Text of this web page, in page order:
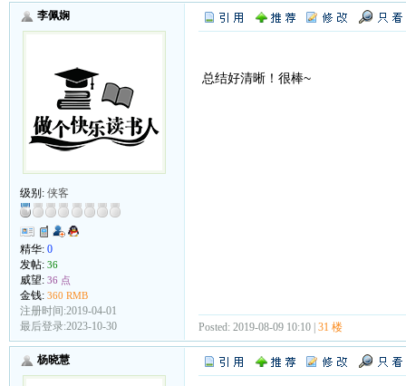
李佩娴
级别: 侠客
精华: 0
发帖: 36
威望: 36 点
金钱: 360 RMB
注册时间:2019-04-01
最后登录:2023-10-30
总结好清晰！很棒~
Posted: 2019-08-09 10:10 | 31 楼
杨晓慧